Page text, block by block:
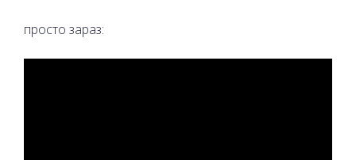
просто зараз: